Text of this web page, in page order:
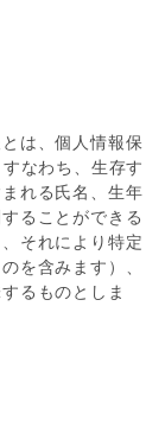
は、個人情報保
なわち、生存す
れる氏名、生年
ることができる
それにより特定
を含みます）、
るものとしま